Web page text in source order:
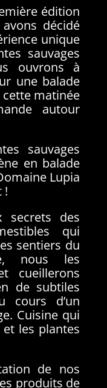
édition
décidé
unique
sauvages
ouvrons à
une balade
matinée
autour
sauvages
en balade
Lupia
!
secrets des
qui
sentiers du
nous les
cueillerons
de subtiles
cours d’un
Cuisine qui
et les plantes
de nos
produits de